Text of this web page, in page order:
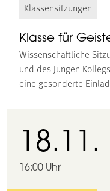
Klassensitzungen
Klasse für
Wissenschaftliche
und des Jungen
eine gesonderte
18.11.
16:00 Uhr